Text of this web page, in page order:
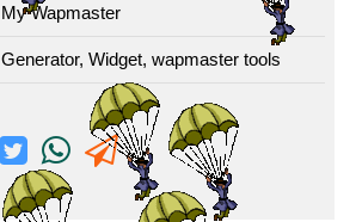
My Wapmaster
Generator, Widget, wapmaster tools